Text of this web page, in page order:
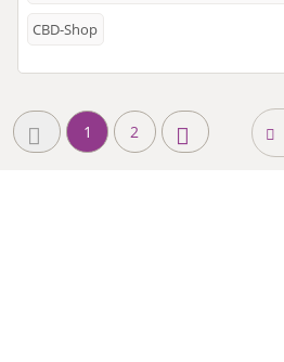
CBD-Shop
1 2